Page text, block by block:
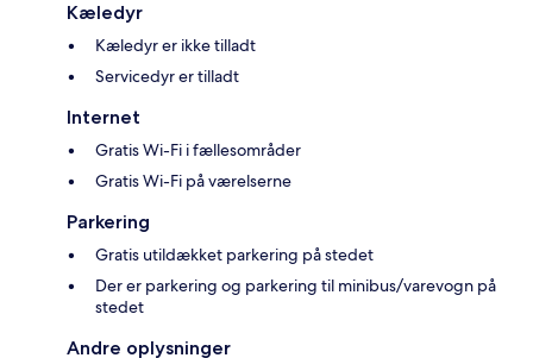
Kæledyr
Kæledyr er ikke tilladt
Servicedyr er tilladt
Internet
Gratis Wi-Fi i fællesområder
Gratis Wi-Fi på værelserne
Parkering
Gratis utildækket parkering på stedet
Der er parkering og parkering til minibus/varevogn på
stedet
Andre oplysninger